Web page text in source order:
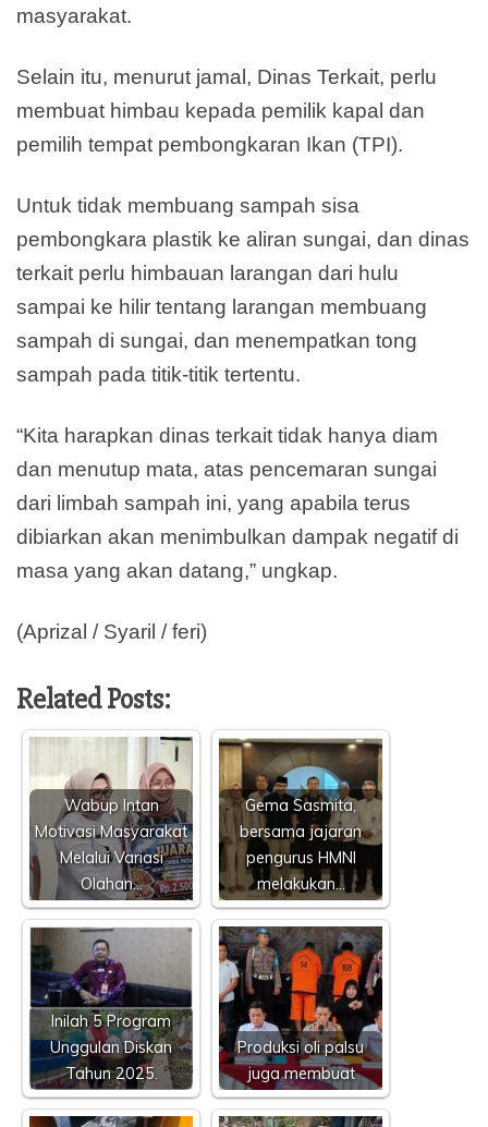
masyarakat.
Selain itu, menurut jamal, Dinas Terkait, perlu
membuat himbau kepada pemilik kapal dan
pemilih tempat pembongkaran Ikan (TPI).
Untuk tidak membuang sampah sisa
pembongkara plastik ke aliran sungai, dan dinas
terkait perlu himbauan larangan dari hulu
sampai ke hilir tentang larangan membuang
sampah di sungai, dan menempatkan tong
sampah pada titik-titik tertentu.
“Kita harapkan dinas terkait tidak hanya diam
dan menutup mata, atas pencemaran sungai
dari limbah sampah ini, yang apabila terus
dibiarkan akan menimbulkan dampak negatif di
masa yang akan datang,” ungkap.
(Aprizal / Syaril / feri)
Related Posts:
Wabup Intan
Motivasi Masyarakat
Melalui Variasi
Olahan…
Gema Sasmita,
bersama jajaran
pengurus HMNI
melakukan…
Inilah 5 Program
Unggulan Diskan
Tahun 2025.
Produksi oli palsu
juga membuat